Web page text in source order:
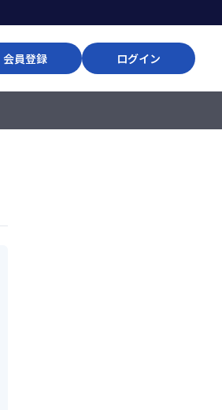
会員登録 ログイン